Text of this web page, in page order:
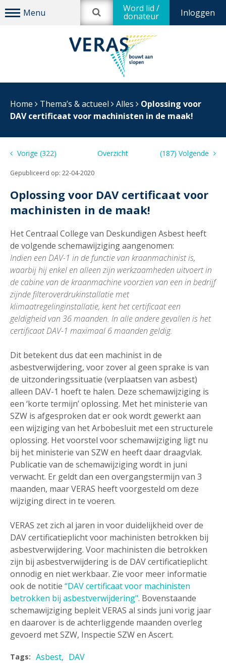
Inloggen
Word lid /
donateur
Home Thema’s & actueel Alles
Oplossing voor
DAV certificaat voor machinisten in de maak!
Vorige (322) Overzicht (187) Volgende
Gepubliceerd op: 22-04-2020
Oplossing voor DAV certificaat voor
machinisten in de maak!
Het Centraal College van Deskundigen Asbest heeft
de volgende schemawijziging aangenomen:
Indien een DAV-1 in de functie van kraanmachinist is,
waarbij hij enkel en alleen zijn werkzaamheden uitvoert in
de cabine van de kraanmachine voorzien van een in bedrijf
zijnde filteroverdrukinstallatie met
klimaatregelinginstallatie, kent het certificaat een
geldigheid van 36 maanden. In alle andere gevallen is het
certificaat DAV-1 maximaal 6 maanden geldig.
Dit betekent dus dat een machinist in de
asbestverwijdering, voor zover al geen sprake is van
de uitzonderingssituatie (verplaatsen van asbest)
alleen DAV-1 hoeft te halen. Deze schemawijziging is
een ‘korte termijn’ oplossing. Met het ministerie van
SZW is afgesproken dat er ook wordt gewerkt aan
een wijziging van het Arbobesluit met een structurele
oplossing. Het voorstel voor schemawijziging ligt nu
bij het ministerie van SZW en heeft daar draagvlak.
Publicatie van de schemawijziging wordt in juni
verwacht. Er geldt dan een overgangstermijn van 3
maanden, maar VERAS heeft voorgesteld om deze
wijziging direct in te voeren.
VERAS zet zich al jaren in voor duidelijkheid over de
DAV certificatieplicht voor machinisten betrokken bij
asbestverwijdering. Voor machinisten die betrokken
zijn bij asbestverwijdering is de DAV certificatieplicht
onnodig en niet werkbaar. Zie voor meer informatie
ook de notitie “DAV certificaat voor machinisten
betrokken bij asbestverwijdering". Bovenstaande
schemawijziging bepleit VERAS al sinds juni vorig jaar
en daarover is de achterliggende maanden overleg
gevoerd met SZW, Inspectie SZW en Ascert.
Tags: Asbest DAV